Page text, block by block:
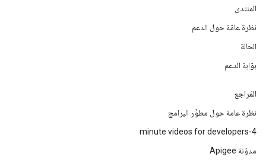
المنتدى
نظرة عامّة حول الدعم
الحالة
بوّابة الدعم
المَراجع
نظرة عامة حول مطوِّر البرامج
4-minute videos for developers
مدوّنة Apigee